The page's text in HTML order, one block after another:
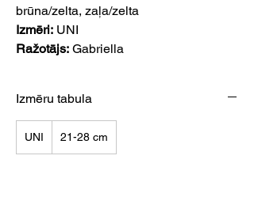
brūna/zelta, zaļa/zelta
Izmēri: UNI
Ražotājs: Gabriella
Izmēru tabula
UNI 21-28 cm